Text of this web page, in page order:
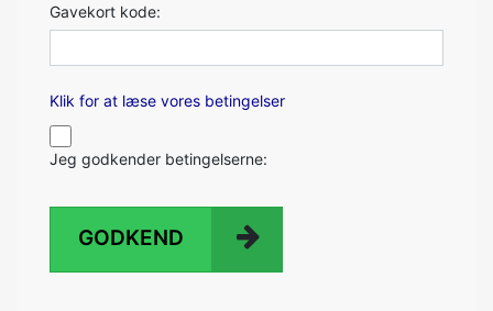
Gavekort kode:
Klik for at læse vores betingelser
Jeg godkender betingelserne:
GODKEND